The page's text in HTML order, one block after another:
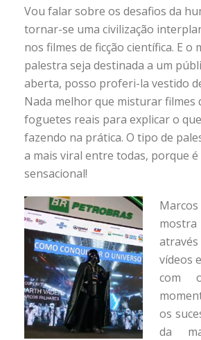
Vou falar sobre os desafios da
tornar-se uma civilização
nos filmes de ficção científica. E o
palestra seja destinada a um
aberta, posso proferi-la vestido
Nada melhor que misturar filmes
foguetes reais para explicar o
fazendo na prática. O tipo de
a mais viral entre todas, porque
sensacional!
vídeos
com
os
da